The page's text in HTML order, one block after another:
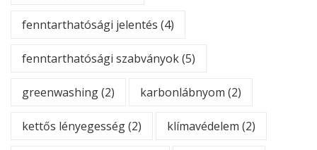
fenntarthatósági jelentés (4)
fenntarthatósági szabványok(5)
greenwashing(2) karbonlábnyom (2)
kettős lényegesség(2) klímavédelem (2)